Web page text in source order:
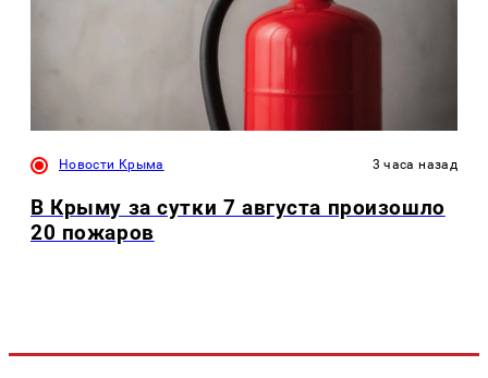
Новости Крыма 3 часа назад
В Крыму за сутки 7 августа произошло
20 пожаров